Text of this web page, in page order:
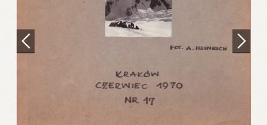
Zamówienie
Help in English